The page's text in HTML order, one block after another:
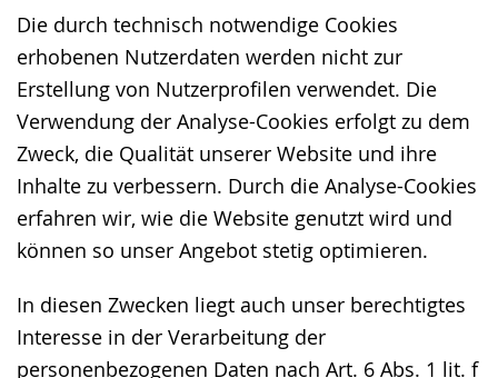
Die durch technisch notwendige Cookies
erhobenen Nutzerdaten werden nicht zur
Erstellung von Nutzerprofilen verwendet. Die
Verwendung der Analyse-Cookies erfolgt zu dem
Zweck, die Qualität unserer Website und ihre
Inhalte zu verbessern. Durch die Analyse-Cookies
erfahren wir, wie die Website genutzt wird und
können so unser Angebot stetig optimieren.
In diesen Zwecken liegt auch unser berechtigtes
Interesse in der Verarbeitung der
personenbezogenen Daten nach Art. 6 Abs. 1 lit. f